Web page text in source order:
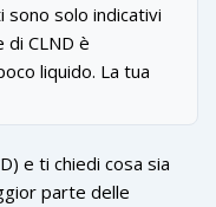
sono solo indicativi
CLND è
liquido. La tua
e ti chiedi cosa sia
parte delle